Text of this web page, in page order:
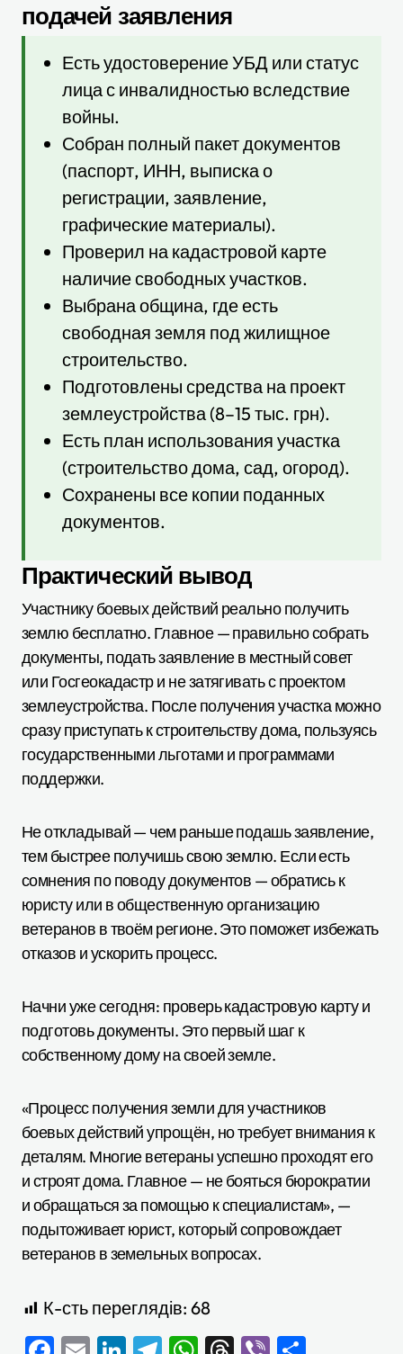
подачей заявления
Есть удостоверение УБД или статус
лица с инвалидностью вследствие
войны.
Собран полный пакет документов
(паспорт, ИНН, выписка о
регистрации, заявление,
графические материалы).
Проверил на кадастровой карте
наличие свободных участков.
Выбрана община, где есть
свободная земля под жилищное
строительство.
Подготовлены средства на проект
землеустройства (8–15 тыс. грн).
Есть план использования участка
(строительство дома, сад, огород).
Сохранены все копии поданных
документов.
Практический вывод
Участнику боевых действий реально получить
землю бесплатно. Главное — правильно собрать
документы, подать заявление в местный совет
или Госгеокадастр и не затягивать с проектом
землеустройства. После получения участка можно
сразу приступать к строительству дома, пользуясь
государственными льготами и программами
поддержки.
Не откладывай — чем раньше подашь заявление,
тем быстрее получишь свою землю. Если есть
сомнения по поводу документов — обратись к
юристу или в общественную организацию
ветеранов в твоём регионе. Это поможет избежать
отказов и ускорить процесс.
Начни уже сегодня: проверь кадастровую карту и
подготовь документы. Это первый шаг к
собственному дому на своей земле.
«Процесс получения земли для участников
боевых действий упрощён, но требует внимания к
деталям. Многие ветераны успешно проходят его
и строят дома. Главное — не бояться бюрократии
и обращаться за помощью к специалистам», —
подытоживает юрист, который сопровождает
ветеранов в земельных вопросах.
К-сть переглядів: 68